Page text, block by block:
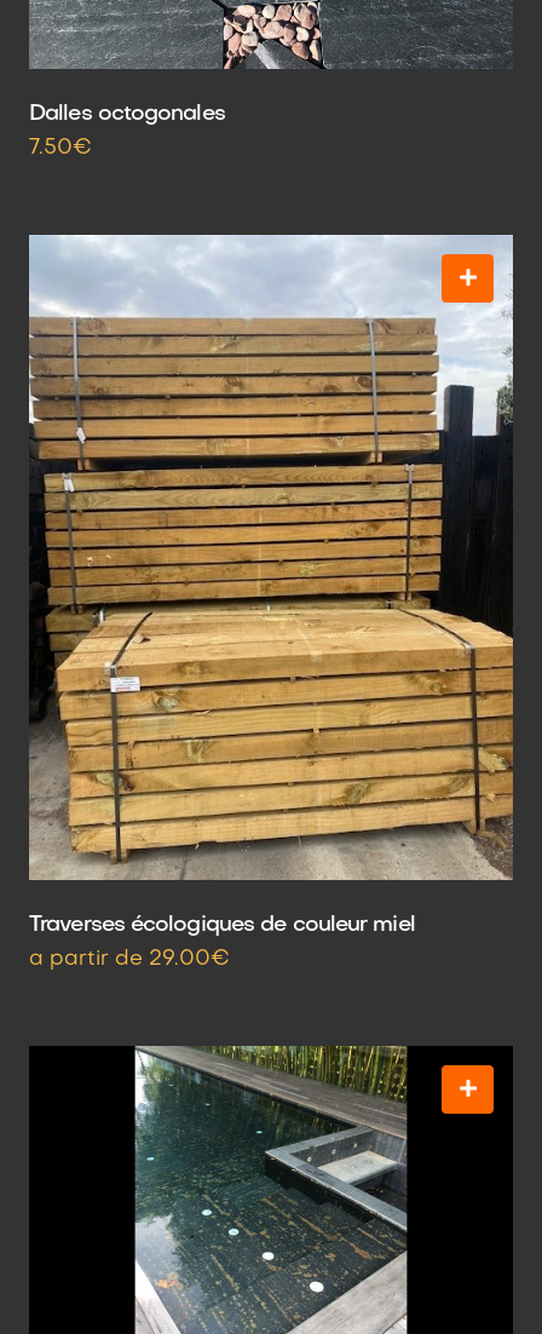
Dalles octogonales
7.50€
Traverses écologiques de couleur miel
a partir de 29.00€